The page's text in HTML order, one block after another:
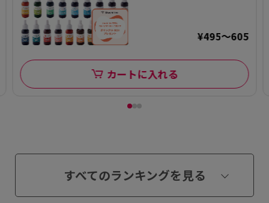
¥495～605
カートに入れる
すべてのランキングを見る